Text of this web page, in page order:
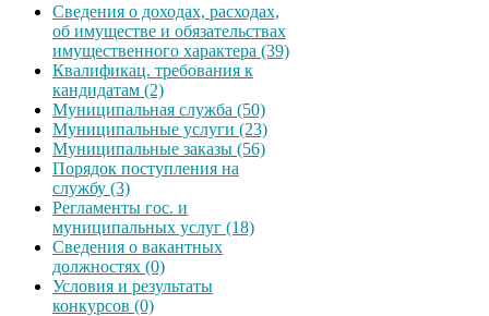
Сведения о доходах, расходах,
об имуществе и обязательствах
имущественного характера (39)
Квалификац. требования к
кандидатам (2)
Муниципальная служба (50)
Муниципальные услуги (23)
Муниципальные заказы (56)
Порядок поступления на
службу (3)
Регламенты гос. и
муниципальных услуг (18)
Сведения о вакантных
должностях (0)
Условия и результаты
конкурсов (0)